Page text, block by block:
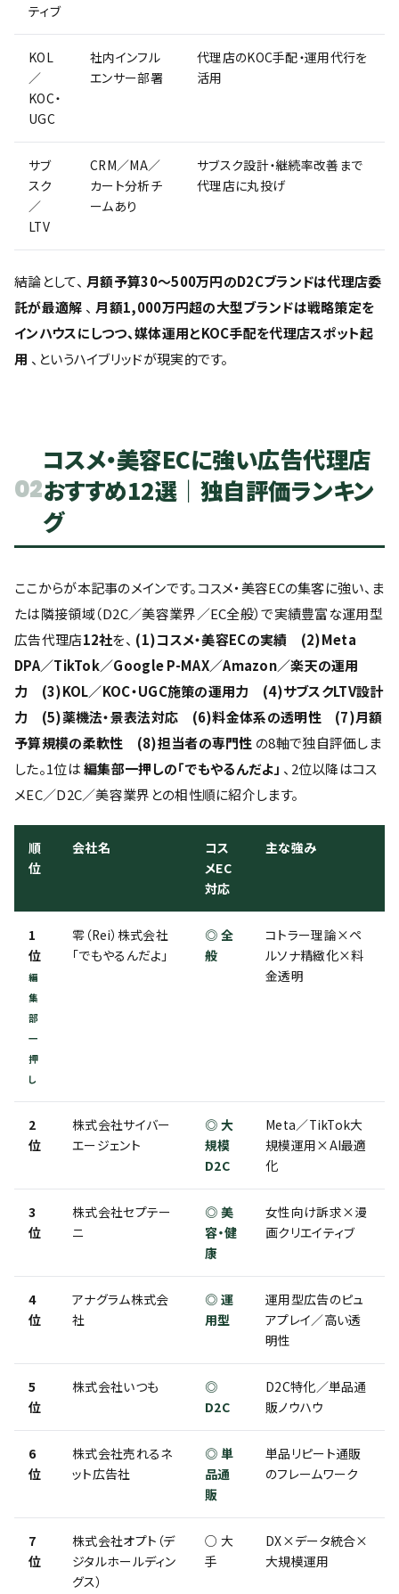
ティブ
KOL
／
KOC・
UGC
社内インフル
エンサー部署
代理店のKOC手配・運用代行を
活用
サブ
スク
／
LTV
CRM／MA／
カート分析チ
ームあり
サブスク設計・継続率改善まで
代理店に丸投げ
結論として、 月額予算30〜500万円のD2Cブランドは代理店委
託が最適解 、 月額1,000万円超の大型ブランドは戦略策定を
インハウスにしつつ、媒体運用とKOC手配を代理店スポット起
用 、というハイブリッドが現実的です。
02
コスメ・美容ECに強い広告代理店
おすすめ12選｜独自評価ランキン
グ
ここからが本記事のメインです。コスメ・美容ECの集客に強い、ま
たは隣接領域（D2C／美容業界／EC全般）で実績豊富な運用型
広告代理店12社を、 (1)コスメ・美容ECの実績 (2)Meta
DPA／TikTok／Google P-MAX／Amazon／楽天の運用
力 (3)KOL／KOC・UGC施策の運用力 (4)サブスクLTV設計
力 (5)薬機法・景表法対応 (6)料金体系の透明性 (7)月額
予算規模の柔軟性 (8)担当者の専門性 の8軸で独自評価しま
した。1位は編集部一押しの「でもやるんだよ」 、2位以降はコス
メEC／D2C／美容業界との相性順に紹介します。
順
位
会社名
コス
メEC
対応
主な強み
1
位
編
集
部
一
押
し
零（Rei）株式会社
「でもやるんだよ」
◎ 全
般
コトラー理論×ペ
ルソナ精緻化×料
金透明
2
位
株式会社サイバー
エージェント
◎ 大
規模
D2C
Meta／TikTok大
規模運用×AI最適
化
3
位
株式会社セプテー
ニ
◎ 美
容・健
康
女性向け訴求×漫
画クリエイティブ
4
位
アナグラム株式会
社
◎ 運
用型
運用型広告のピュ
アプレイ／高い透
明性
5
位
株式会社いつも
◎
D2C
D2C特化／単品通
販ノウハウ
6
位
株式会社売れるネ
ット広告社
◎ 単
品通
販
単品リピート通販
のフレームワーク
7
位
株式会社オプト（デ
ジタルホールディン
グス）
○ 大
手
DX×データ統合×
大規模運用